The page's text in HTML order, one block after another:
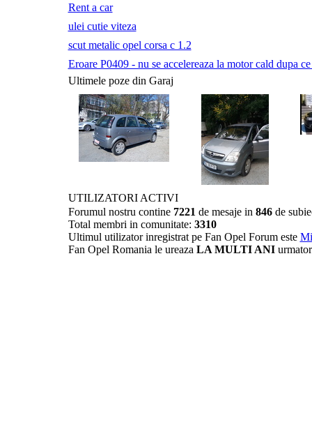
Rent a car
ulei cutie viteza
scut metalic opel corsa c 1.2
Eroare P0409 - nu se accelereaza la motor cald dupa
Ultimele poze din Garaj
UTILIZATORI ACTIVI
Forumul nostru contine 7221 de mesaje in 846de
Total membri in comunitate: 3310
Ultimul utilizator inregistrat pe Fan Opel Forum este
Fan Opel Romania le ureaza LA MULTI ANI